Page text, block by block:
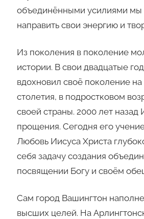
объединёнными усилиями мы
направить свои энергию и
Из поколения в поколение
истории. В свои двадцатые
вдохновил своё поколение
столетия, в подростковом
своей страны. 2000 лет
прощения. Сегодня его
Любовь Иисуса Христа
себя задачу создания
посвящении Богу и своём
Сам город Вашингтон
высших целей. На